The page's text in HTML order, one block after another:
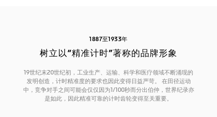
1887至1933年
树立以“精准计时”著称的品牌形象
19世纪末20世纪初，工业生产、运输、科学和医疗领域不断涌现的
发明创造，计时精准度的要求也因此变得日益严苛。 在田径运动
中，竞争对手之间可能会仅仅因为1/100秒而分出伯仲，世界纪录亦
是如此，因此精准可靠的计时齿轮变得至关重要。